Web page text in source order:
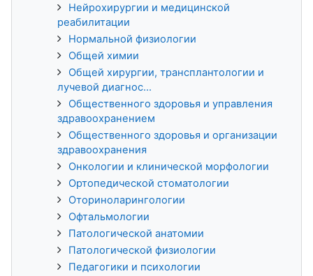
Нейрохирургии и медицинской
реабилитации
Нормальной физиологии
Общей химии
Общей хирургии, трансплантологии и
лучевой диагнос...
Общественного здоровья и управления
здравоохранением
Общественного здоровья и организации
здравоохранения
Онкологии и клинической морфологии
Ортопедической стоматологии
Оториноларингологии
Офтальмологии
Патологической анатомии
Патологической физиологии
Педагогики и психологии